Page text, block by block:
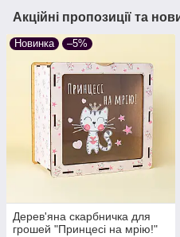
Акційні пропозиції та
Новинка –5%
Дерев'яна скарбничка для
грошей "Принцесі на мрію!"